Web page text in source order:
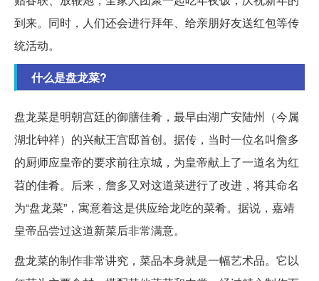
到来。同时，人们还会进行拜年、给亲朋好友送红包等传
统活动。
什么是盘龙菜?
盘龙菜是明朝宫廷的御膳佳肴，最早由湖广安陆州（今属
湖北钟祥）的兴献王宫邸首创。据传，当时一位名叫詹多
的厨师应皇帝的要求前往京城，为皇帝献上了一道名为红
苕的佳肴。后来，詹多又对这道菜进行了改进，将其命名
为“盘龙菜”，寓意着这是供应给龙吃的菜肴。据说，嘉靖
皇帝品尝过这道新菜后非常满意。
盘龙菜的制作非常讲究，菜品本身就是一幅艺术品。它以